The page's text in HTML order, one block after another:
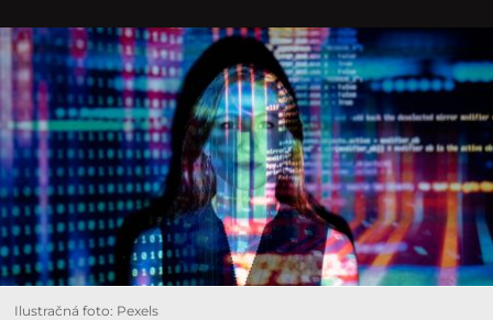
Ilustračná foto: Pexels